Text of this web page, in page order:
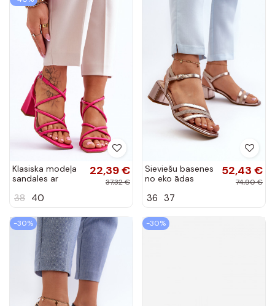
Klasiska modeļa
sandales ar
krāsas Lucetta
22,39 €
37,32 €
38 40
Sieviešu basenes
no eko ādas
SK046 Zelta
52,43 €
74,90 €
36 37
-30% -30%